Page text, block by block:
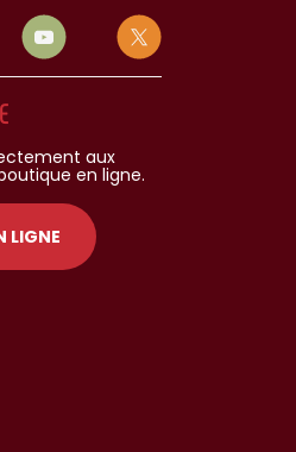
aux
en ligne.
LIGNE